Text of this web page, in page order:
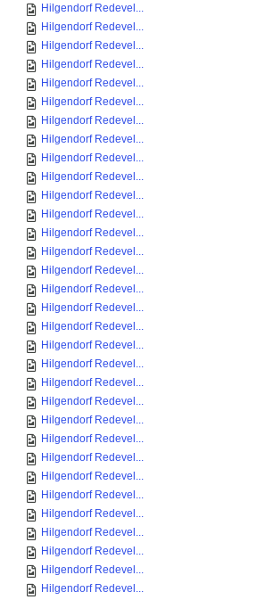
Hilgendorf Redevel...
Hilgendorf Redevel...
Hilgendorf Redevel...
Hilgendorf Redevel...
Hilgendorf Redevel...
Hilgendorf Redevel...
Hilgendorf Redevel...
Hilgendorf Redevel...
Hilgendorf Redevel...
Hilgendorf Redevel...
Hilgendorf Redevel...
Hilgendorf Redevel...
Hilgendorf Redevel...
Hilgendorf Redevel...
Hilgendorf Redevel...
Hilgendorf Redevel...
Hilgendorf Redevel...
Hilgendorf Redevel...
Hilgendorf Redevel...
Hilgendorf Redevel...
Hilgendorf Redevel...
Hilgendorf Redevel...
Hilgendorf Redevel...
Hilgendorf Redevel...
Hilgendorf Redevel...
Hilgendorf Redevel...
Hilgendorf Redevel...
Hilgendorf Redevel...
Hilgendorf Redevel...
Hilgendorf Redevel...
Hilgendorf Redevel...
Hilgendorf Redevel...